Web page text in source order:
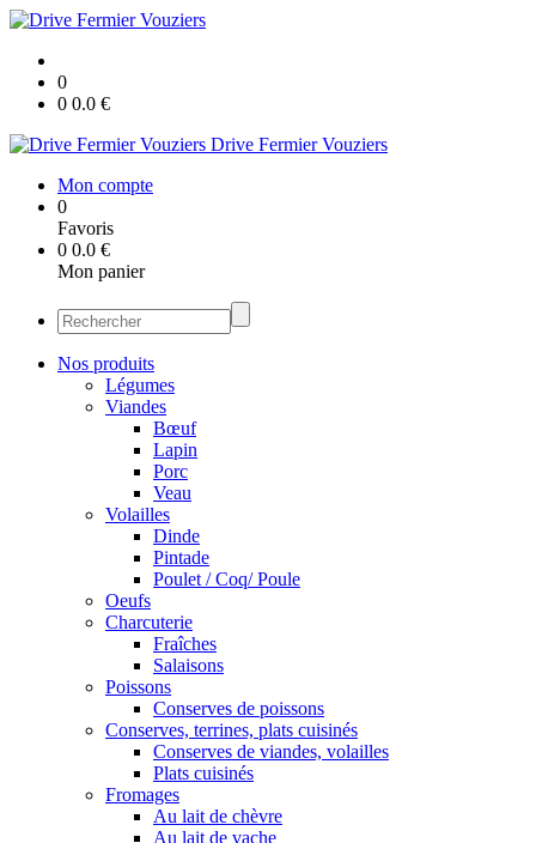
0
0 0.0 €
Drive Fermier Vouziers
Mon compte
0
Favoris
0 0.0 €
Mon panier
Nos produits
Légumes
Viandes
Bœuf
Lapin
Porc
Veau
Volailles
Dinde
Pintade
Poulet / Coq/ Poule
Oeufs
Charcuterie
Fraîches
Salaisons
Poissons
Conserves de poissons
Conserves, terrines, plats cuisinés
Conserves de viandes, volailles
Plats cuisinés
Fromages
Au lait de chèvre
Au lait de vache